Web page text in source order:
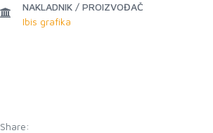
NAKLADNIK / PROIZVOĐAČ
Ibis grafika
Share: